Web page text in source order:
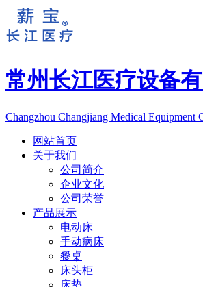
常州长江医疗设备
Changzhou Changjiang Medical Equipment
网站首页
关于我们
公司简介
企业文化
公司荣誉
产品展示
电动床
手动病床
餐桌
床头柜
床垫